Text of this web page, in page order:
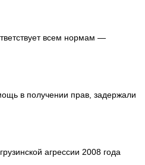
всем нормам —
в получении прав, задержали
агрессии 2008 года